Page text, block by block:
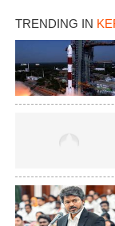
TRENDING IN